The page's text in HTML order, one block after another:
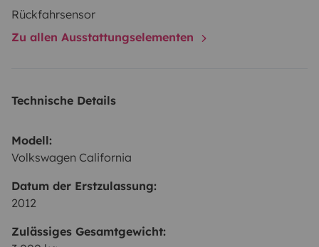
Rückfahrsensor
Zu allen Ausstattungselementen
Technische Details
Modell:
Volkswagen California
Datum der Erstzulassung:
2012
Zulässiges Gesamtgewicht: